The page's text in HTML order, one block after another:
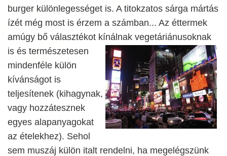
burger különlegességet is. A titokzatos sárga mártás
ízét még most is érzem a számban... Az éttermek
amúgy bő választékot kínálnak vegetáriánusoknak
is és természetesen
mindenféle külön
kívánságot is
teljesítenek (kihagynak,
vagy hozzátesznek
egyes alapanyagokat
az ételekhez). Sehol
sem muszáj külön italt rendelni, ha megelégszünk